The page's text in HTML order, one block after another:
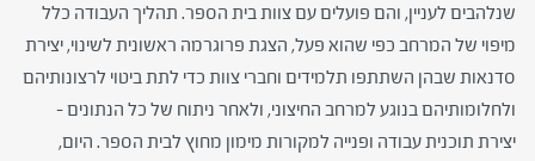
שנלהבים לעניין, והם פועלים עם צוות בית הספר. תהליך העבודה כלל
מיפוי של המרחב כפי שהוא פעל, הצגת פרוגרמה ראשונית לשינוי, יצירת
סדנאות שבהן השתתפו תלמידים וחברי צוות כדי לתת ביטוי לרצונותיהם
ולחלומותיהם בנוגע למרחב החיצוני, ולאחר ניתוח של כל הנתונים –
יצירת תוכנית עבודה ופנייה למקורות מימון מחוץ לבית הספר. היום,